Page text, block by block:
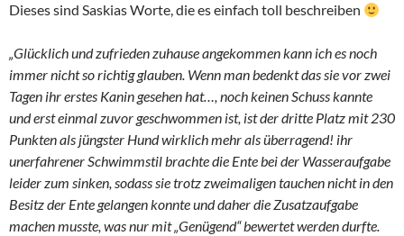
Dieses sind Saskias Worte, die es einfach toll beschreiben
„Glücklich und zufrieden zuhause angekommen kann ich es noch
immer nicht so richtig glauben. Wenn man bedenkt das sie vor zwei
Tagen ihr erstes Kanin gesehen hat…, noch keinen Schuss kannte
und erst einmal zuvor geschwommen ist, ist der dritte Platz mit 230
Punkten als jüngster Hund wirklich mehr als überragend! ihr
unerfahrener Schwimmstil brachte die Ente bei der Wasseraufgabe
leider zum sinken, sodass sie trotz zweimaligen tauchen nicht in den
Besitz der Ente gelangen konnte und daher die Zusatzaufgabe
machen musste, was nur mit „Genügend“ bewertet werden durfte.